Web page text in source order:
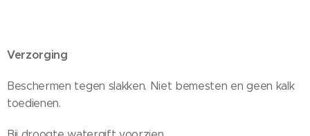
Verzorging
Beschermen tegen slakken. Niet bemesten en geen kalk
toedienen.